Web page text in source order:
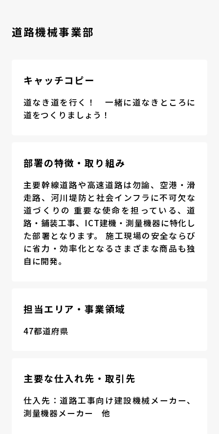
道路機械事業部
キャッチコピー
道なき道を行く！ 一緒に道なきところに
道をつくりましょう！
部署の特徴・取り組み
主要幹線道路や高速道路は勿論、空港・滑
走路、河川堤防と社会インフラに不可欠な
道づくりの 重要な使命を担っている、道
路・鋪装工事、ICT建機・測量機器に特化し
た部署となります。 施工現場の安全ならび
に省力・効率化となるさまざまな商品も独
自に開発。
担当エリア・事業領域
47都道府県
主要な仕入れ先・取引先
仕入先：道路工事向け建設機械メーカー、
測量機器メーカー 他